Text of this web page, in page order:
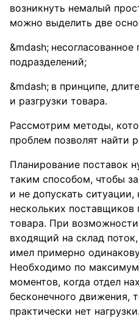
возникнуть немалый
можно выделить две
подразделений;
в принципе,
и разгрузки товара.
Рассмотрим методы,
проблем позволят найти
Планирование поставок
таким способом, чтобы
и не допускать
нескольких поставщиков
товара. При
входящий на склад
имел примерно
Необходимо по
моментов, когда отдел
бесконечного движения,
практически нет